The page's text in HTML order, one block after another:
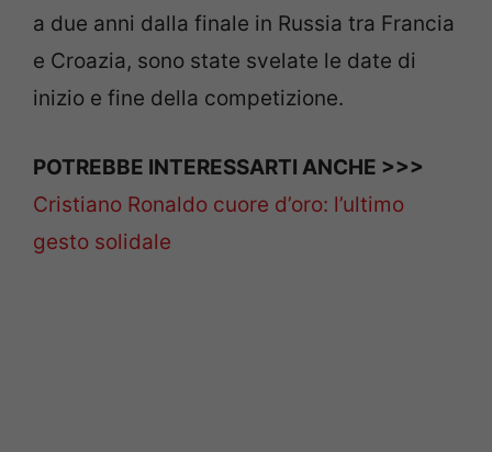
a due anni dalla finale in Russia tra Francia
e Croazia, sono state svelate le date di
inizio e fine della competizione.
POTREBBE INTERESSARTI ANCHE >>>
Cristiano Ronaldo cuore d’oro: l’ultimo
gesto solidale